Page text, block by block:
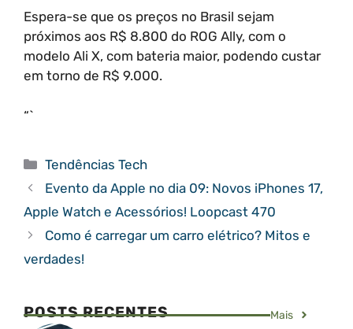
Espera-se que os preços no Brasil sejam
próximos aos R$ 8.800 do ROG Ally, com o
modelo Ali X, com bateria maior, podendo custar
em torno de R$ 9.000.
“`
Categorias
Tendências Tech
Evento da Apple no dia 09: Novos iPhones 17,
Apple Watch e Acessórios! Loopcast 470
Como é carregar um carro elétrico? Mitos e
verdades!
POSTS RECENTES Mais